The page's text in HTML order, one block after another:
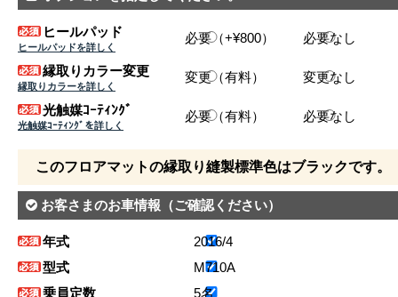
ヒールパッド
ヒールパッドを詳しく
必要（+¥800） 必要なし
縁取りカラー変更
縁取りカラーを詳しく
変更（有料） 変更なし
光触媒ｺｰﾃｨﾝｸﾞ
光触媒ｺｰﾃｨﾝｸﾞを詳しく
必要（有料） 必要なし
このフロアマットの縁取り縫製標準色はブラックです。
お客さまのお車情報 （ご確認ください）
年式
2016/4
型式
M710A
乗員定数
5名